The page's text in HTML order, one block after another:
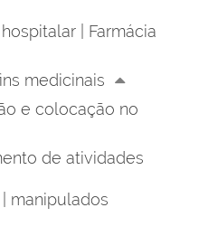
| Farmácia
medicinais
e colocação no
de atividades
manipulados